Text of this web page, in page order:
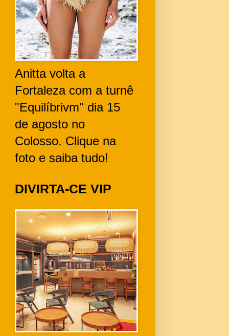
Anitta volta a
Fortaleza com a turnê
"Equilíbrivm" dia 15
de agosto no
Colosso. Clique na
foto e saiba tudo!
DIVIRTA-CE VIP